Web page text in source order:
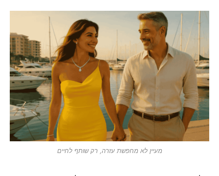
מעיין לא מחפשת עזרה, רק שותף לחיים